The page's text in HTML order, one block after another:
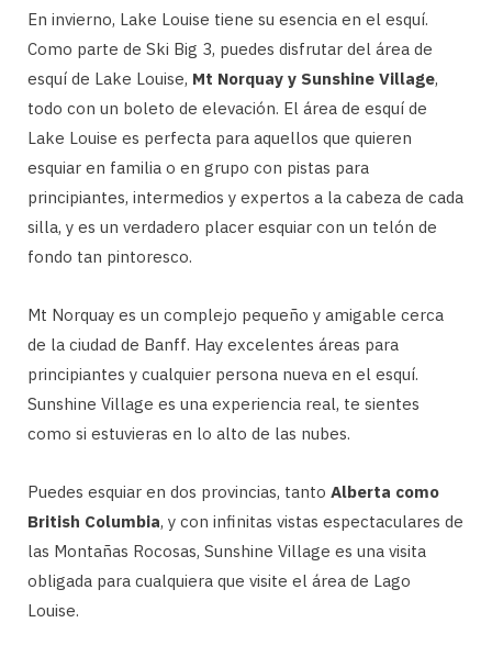
En invierno, Lake Louise tiene su esencia en el esquí.
Como parte de Ski Big 3, puedes disfrutar del área de
esquí de Lake Louise, Mt Norquay y Sunshine Village,
todo con un boleto de elevación. El área de esquí de
Lake Louise es perfecta para aquellos que quieren
esquiar en familia o en grupo con pistas para
principiantes, intermedios y expertos a la cabeza de cada
silla, y es un verdadero placer esquiar con un telón de
fondo tan pintoresco.
Mt Norquay es un complejo pequeño y amigable cerca
de la ciudad de Banff. Hay excelentes áreas para
principiantes y cualquier persona nueva en el esquí.
Sunshine Village es una experiencia real, te sientes
como si estuvieras en lo alto de las nubes.
Puedes esquiar en dos provincias, tanto Alberta como
British Columbia, y con infinitas vistas espectaculares de
las Montañas Rocosas, Sunshine Village es una visita
obligada para cualquiera que visite el área de Lago
Louise.